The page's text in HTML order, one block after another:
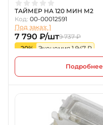
ТАЙМЕР НА 120 МИН М2
Код: 00-00012591
Под заказ: 1
7 790 ₽/шт9 737 ₽
-20%
Экономия 1 947 ₽
Подробнее